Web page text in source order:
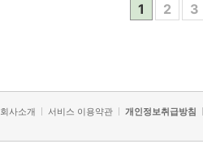
1 2 3
정책 및 방침
회사소개 서비스 이용약관 개인정보취급방침